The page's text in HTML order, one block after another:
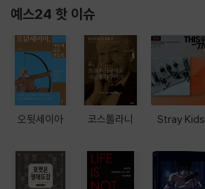
예스24 핫 이슈
오뒷세이아 코스톨라니 Stray Kids